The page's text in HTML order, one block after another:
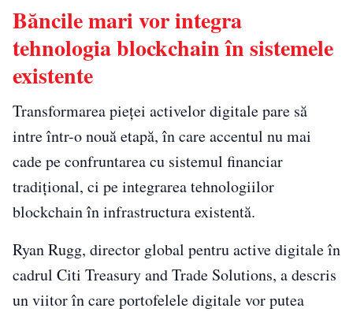
Băncile mari vor integra
tehnologia blockchain în sistemele
existente
Transformarea pieței activelor digitale pare să
intre într-o nouă etapă, în care accentul nu mai
cade pe confruntarea cu sistemul financiar
tradițional, ci pe integrarea tehnologiilor
blockchain în infrastructura existentă.
Ryan Rugg, director global pentru active digitale în
cadrul Citi Treasury and Trade Solutions, a descris
un viitor în care portofelele digitale vor putea